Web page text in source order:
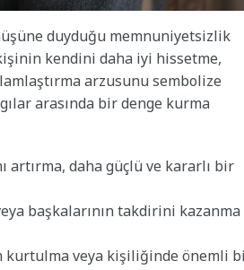
duyduğu memnuniyetsizlik
kendini daha iyi hissetme,
arzusunu sembolize
arasında bir denge kurma
artırma, daha güçlü ve kararlı bir
başkalarının takdirini kazanma
kurtulma veya kişiliğinde önemli